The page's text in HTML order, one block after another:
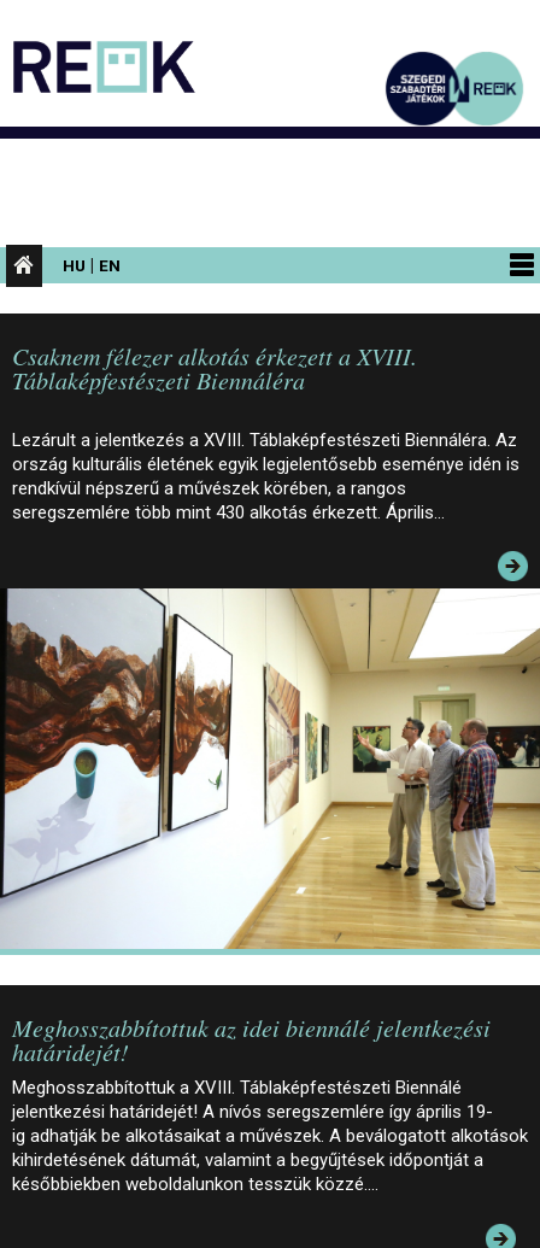
HU | EN
PROGRAMOK
KIÁLLÍTÁSOK
INFORMÁCIÓK
KONFERENCIA
ELÉRHETŐSÉG
PALOTASÉTÁK ÉS VEZETÉSEK
KÖZÉRDEKŰ ADATOK
Csaknem félezer alkotás érkezett a XVIII.
Táblaképfestészeti Biennáléra
Lezárult a jelentkezés a XVIII. Táblaképfestészeti Biennáléra. Az
ország kulturális életének egyik legjelentősebb eseménye idén is
rendkívül népszerű a művészek körében, a rangos
seregszemlére több mint 430 alkotás érkezett. Április…
Meghosszabbítottuk az idei biennálé jelentkezési
határidejét!
Meghosszabbítottuk a XVIII. Táblaképfestészeti Biennálé
jelentkezési határidejét! A nívós seregszemlére így április 19-
ig adhatják be alkotásaikat a művészek. A beválogatott alkotások
kihirdetésének dátumát, valamint a begyűjtések időpontját a
későbbiekben weboldalunkon tesszük közzé.…